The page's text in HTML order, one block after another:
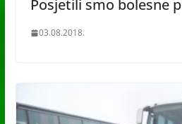
Posjetili smo bolesne
03.08.2018.